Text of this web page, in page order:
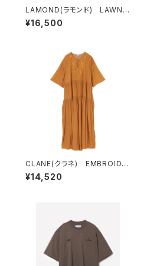
LAMOND(ラモンド) LAWN
WIDE SHORTS
¥16,500
CLANE(クラネ) EMBROIDE
RY TIERED ONE PIECE
¥14,520